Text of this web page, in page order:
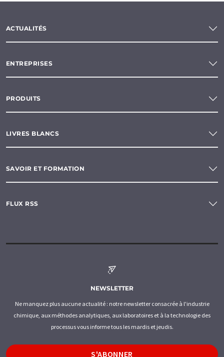
ACTUALITÉS
ENTREPRISES
PRODUITS
LIVRES BLANCS
SAVOIR ET FORMATION
FLUX RSS
NEWSLETTER
Ne manquez plus aucune actualité : notre newsletter consacrée à l'industrie
chimique, aux méthodes analytiques, aux laboratoires et à la technologie des
processus vous informe tous les mardis et jeudis.
S'ABONNER